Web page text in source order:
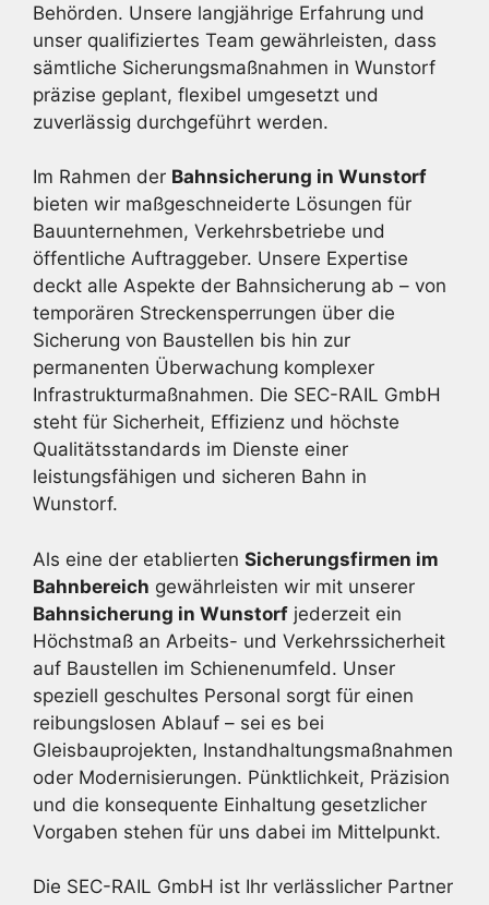
Behörden. Unsere langjährige Erfahrung und
unser qualifiziertes Team gewährleisten, dass
sämtliche Sicherungsmaßnahmen in Wunstorf
präzise geplant, flexibel umgesetzt und
zuverlässig durchgeführt werden.
Im Rahmen der Bahnsicherung in Wunstorf
bieten wir maßgeschneiderte Lösungen für
Bauunternehmen, Verkehrsbetriebe und
öffentliche Auftraggeber. Unsere Expertise
deckt alle Aspekte der Bahnsicherung ab – von
temporären Streckensperrungen über die
Sicherung von Baustellen bis hin zur
permanenten Überwachung komplexer
Infrastrukturmaßnahmen. Die SEC-RAIL GmbH
steht für Sicherheit, Effizienz und höchste
Qualitätsstandards im Dienste einer
leistungsfähigen und sicheren Bahn in
Wunstorf.
Als eine der etablierten Sicherungsfirmen im
Bahnbereich gewährleisten wir mit unserer
Bahnsicherung in Wunstorf jederzeit ein
Höchstmaß an Arbeits- und Verkehrssicherheit
auf Baustellen im Schienenumfeld. Unser
speziell geschultes Personal sorgt für einen
reibungslosen Ablauf – sei es bei
Gleisbauprojekten, Instandhaltungsmaßnahmen
oder Modernisierungen. Pünktlichkeit, Präzision
und die konsequente Einhaltung gesetzlicher
Vorgaben stehen für uns dabei im Mittelpunkt.
Die SEC-RAIL GmbH ist Ihr verlässlicher Partner